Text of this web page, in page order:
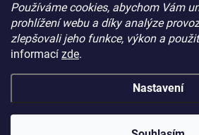
Používáme cookies, abychom Vám
prohlížení webu a díky analýze
zlepšovali jeho funkce, výkon a
informací zde.
Nastavení
Podmínky ochrany osobních údajů
Kontakty
Extravune.cz .